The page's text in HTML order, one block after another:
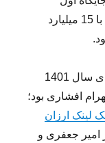
پرفروش‌ترین‌ها قرار گرفته و «مصادره» با 15 میلیارد
سگ بند | 1399 : دومین فیلم مهران احمدی سال 1401
افشاری بود؛
لینک ارزان
امیر جعفری و